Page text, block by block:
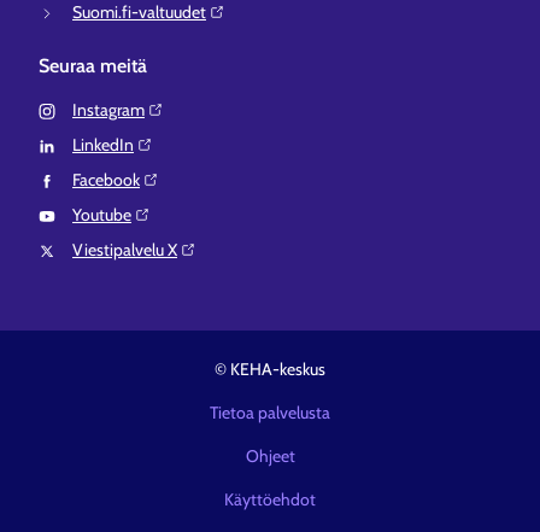
Suomi.fi-valtuudet⁠
Seuraa meitä
Instagram⁠
LinkedIn⁠
Facebook⁠
Youtube⁠
Viestipalvelu X⁠
© KEHA-keskus
Tietoa palvelusta
Ohjeet
Käyttöehdot